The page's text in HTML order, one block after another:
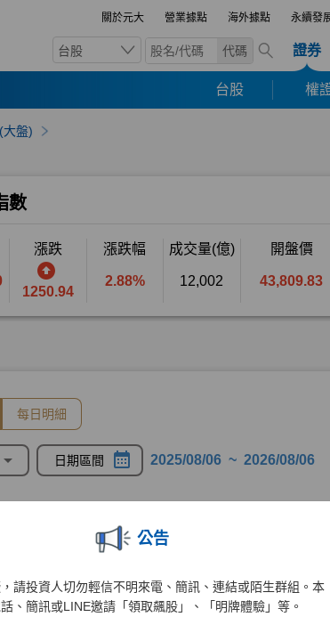
關於元大 營業據點 海外據點 永續發
台股 代碼 證券
台股 權
公告
請投資人切勿輕信不明來電、簡訊、連結或陌生群組。本
、簡訊或LINE邀請「領取飆股」、「明牌體驗」等。
大盤)